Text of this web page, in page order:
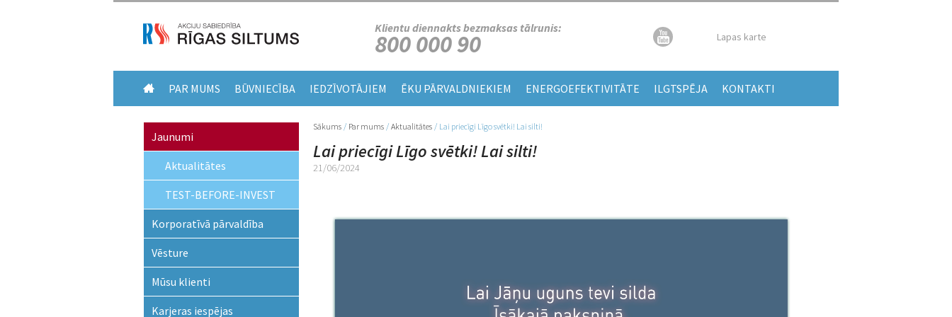
Klientu diennakts bezmaksas tālrunis:
800 000 90 Lapas karte
PAR MUMS BŪVNIECĪBA IEDZĪVOTĀJIEM ĒKU PĀRVALDNIEKIEM ENERGOEFEKTIVITĀTE ILGTSPĒJA KONTAKTI
Jūs atrodaties šeit
Sākums / Par mums / Aktualitātes / Lai priecīgi Līgo svētki! Lai silti!
Lai priecīgi Līgo svētki! Lai silti!
21/06/2024
Jaunumi
Aktualitātes
TEST-BEFORE-INVEST
Korporatīvā pārvaldība
Vēsture
Mūsu klienti
Karjeras iespējas